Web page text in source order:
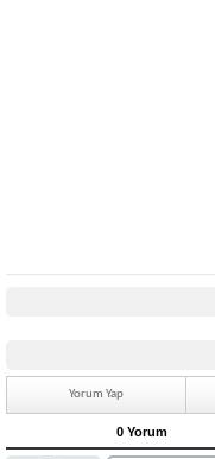
Yorum Yap
0 Yorum